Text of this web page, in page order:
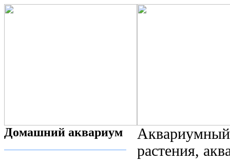
Домашний аквариум
растения,